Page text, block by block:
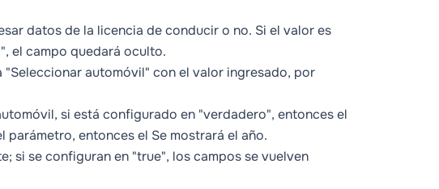
datos de la licencia de conducir o no. Si el valor es
el campo quedará oculto.
"Seleccionar automóvil" con el valor ingresado, por
si está configurado en "verdadero", entonces el
entonces el Se mostrará el año.
si se configuran en "true", los campos se vuelven